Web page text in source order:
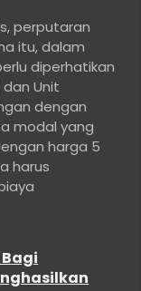
perputaran
itu, dalam
diperhatikan
Unit
dengan
modal yang
harga 5
harus